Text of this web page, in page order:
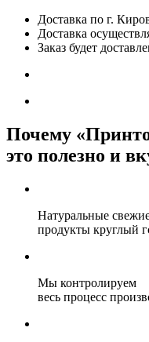
Доставка по г.
Доставка
Заказ будет
Почему
это полезно и
Натуральные
продукты круглый
Мы контролируем
весь процесс